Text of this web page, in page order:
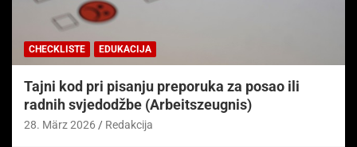
CHECKLISTE EDUKACIJA
Tajni kod pri pisanju preporuka za posao ili
radnih svjedodžbe (Arbeitszeugnis)
28. März 2026 Redakcija